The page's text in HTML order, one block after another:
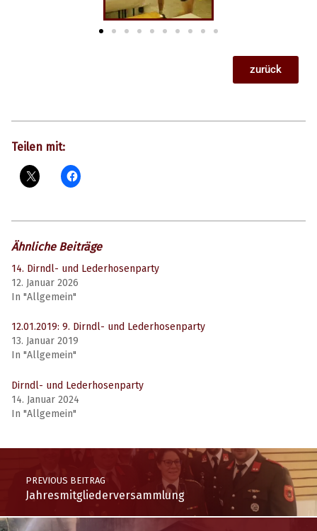
zurück
Teilen mit:
Ähnliche Beiträge
14. Dirndl- und Lederhosenparty
12. Januar 2026
In "Allgemein"
12.01.2019: 9. Dirndl- und Lederhosenparty
13. Januar 2019
In "Allgemein"
Dirndl- und Lederhosenparty
14. Januar 2024
In "Allgemein"
PREVIOUS BEITRAG
Jahresmitgliederversammlung